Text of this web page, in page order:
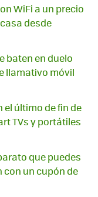
WiFi a un precio
desde
baten en duelo
llamativo móvil
el último de fin de
TVs y portátiles
que puedes
con un cupón de